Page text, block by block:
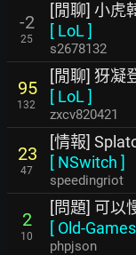
-2
25
[閒聊] 小虎
[ LoL ]
s2678132
95
132
[閒聊] 犽凝
[ LoL ]
zxcv820421
23
47
[情報]
[ NSwitch ]
speedingriot
2
10
[問題] 可以
[ Old-Games
phpjson